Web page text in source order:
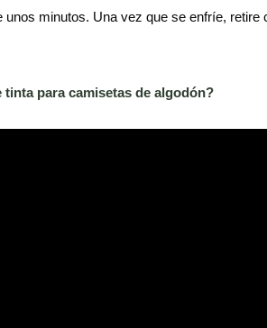
minutos. Una vez que se enfríe, retire
para camisetas de algodón?